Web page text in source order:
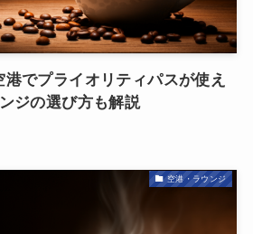
港でプライオリティパスが使え
ジの選び方も解説
空港・ラウンジ